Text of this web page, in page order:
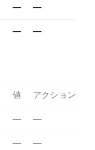
— —
— —
値 アクション
— —
— —